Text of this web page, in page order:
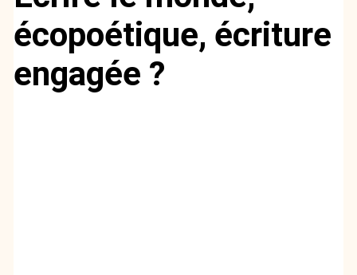
écopoétique, écriture
engagée ?